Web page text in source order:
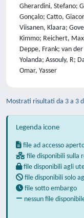
Gherardini, Stefano;
Gonçalo; Catto,
Viisanen, Klaara;
Kimmo; Reichert,
Deppe, Frank; van
Yolanda; Assouly, R;
Omar, Yasser
Mostrati risultati da 3 a 3
Legenda icone
file ad accesso
file disponibili sulla
file disponibili agli
file disponibili solo
file sotto embargo
nessun file